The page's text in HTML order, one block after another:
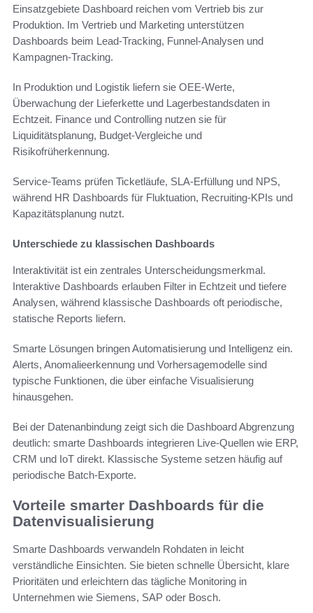
Einsatzgebiete Dashboard reichen vom Vertrieb bis zur
Produktion. Im Vertrieb und Marketing unterstützen
Dashboards beim Lead-Tracking, Funnel-Analysen und
Kampagnen-Tracking.
In Produktion und Logistik liefern sie OEE-Werte,
Überwachung der Lieferkette und Lagerbestandsdaten in
Echtzeit. Finance und Controlling nutzen sie für
Liquiditätsplanung, Budget-Vergleiche und
Risikofrüherkennung.
Service-Teams prüfen Ticketläufe, SLA-Erfüllung und NPS,
während HR Dashboards für Fluktuation, Recruiting-KPIs und
Kapazitätsplanung nutzt.
Unterschiede zu klassischen Dashboards
Interaktivität ist ein zentrales Unterscheidungsmerkmal.
Interaktive Dashboards erlauben Filter in Echtzeit und tiefere
Analysen, während klassische Dashboards oft periodische,
statische Reports liefern.
Smarte Lösungen bringen Automatisierung und Intelligenz ein.
Alerts, Anomalieerkennung und Vorhersagemodelle sind
typische Funktionen, die über einfache Visualisierung
hinausgehen.
Bei der Datenanbindung zeigt sich die Dashboard Abgrenzung
deutlich: smarte Dashboards integrieren Live-Quellen wie ERP,
CRM und IoT direkt. Klassische Systeme setzen häufig auf
periodische Batch-Exporte.
Vorteile smarter Dashboards für die
Datenvisualisierung
Smarte Dashboards verwandeln Rohdaten in leicht
verständliche Einsichten. Sie bieten schnelle Übersicht, klare
Prioritäten und erleichtern das tägliche Monitoring in
Unternehmen wie Siemens, SAP oder Bosch.